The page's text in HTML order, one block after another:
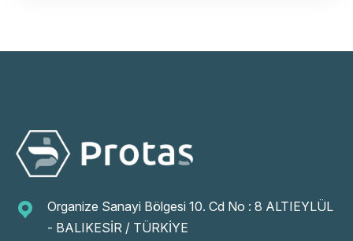
Organize Sanayi Bölgesi 10. Cd No : 8 ALTIEYLÜL
- BALIKESİR / TÜRKİYE